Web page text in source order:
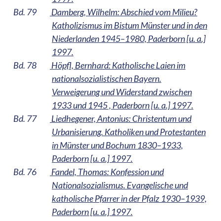
Bd. 79
Damberg, Wilhelm: Abschied vom Milieu?
Katholizismus im Bistum Münster und in den
Niederlanden 1945–1980, Paderborn [u. a.]
1997.
Bd. 78
Höpfl, Bernhard: Katholische Laien im
nationalsozialistischen Bayern.
Verweigerung und Widerstand zwischen
1933 und 1945 , Paderborn [u. a.] 1997.
Bd. 77
Liedhegener, Antonius: Christentum und
Urbanisierung. Katholiken und Protestanten
in Münster und Bochum 1830–1933,
Paderborn [u. a.] 1997.
Bd. 76
Fandel, Thomas: Konfession und
Nationalsozialismus. Evangelische und
katholische Pfarrer in der Pfalz 1930–1939,
Paderborn [u. a.] 1997.